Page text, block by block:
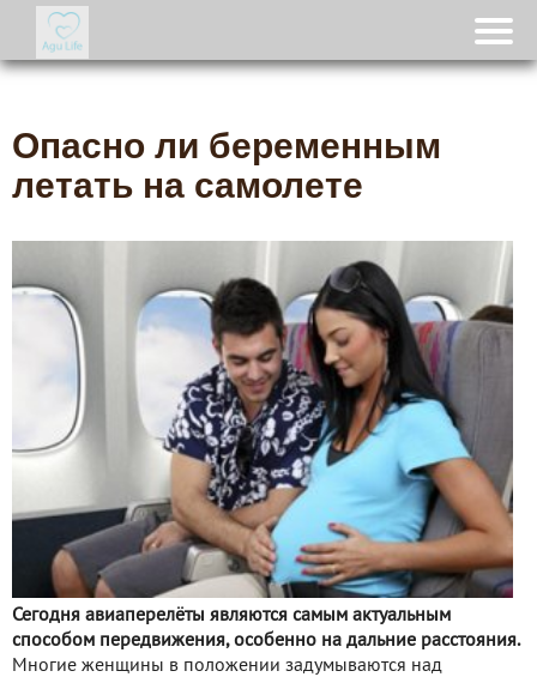
Опасно ли беременным
летать на самолете
Сегодня авиаперелёты являются самым актуальным
способом передвижения, особенно на дальние расстояния.
Многие женщины в положении задумываются над